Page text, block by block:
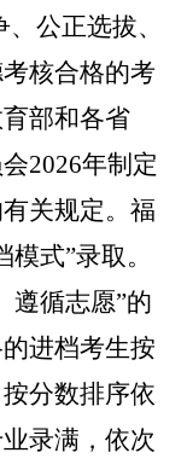
公正选拔、
核合格的考
部和各省
2026年制定
关规定。福
式”录取。
遵循志愿”的
进档考生按
分数排序依
录满，依次